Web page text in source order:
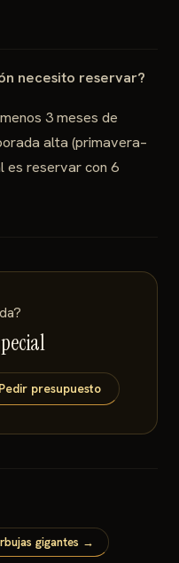
necesito reservar?
3 meses de
alta (primavera–
es reservar con 6
Pedir presupuesto
gigantes →